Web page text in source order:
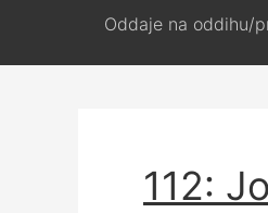
Oddaje na oddihu/
112: